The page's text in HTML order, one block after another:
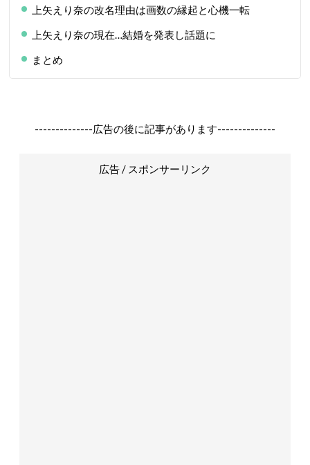
上矢えり奈の改名理由は画数の縁起と心機一転
上矢えり奈の現在…結婚を発表し話題に
まとめ
--------------広告の後に記事があります--------------
広告 / スポンサーリンク